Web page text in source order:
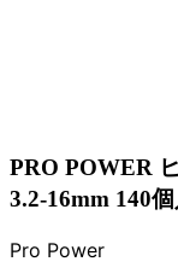
PRO POWER
3.2-16mm 140
Pro Power